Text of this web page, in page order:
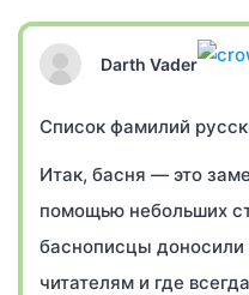
Darth Vader
Список фамилий
Итак, басня — это
помощью небольших
баснописцы доносили
читателям и где